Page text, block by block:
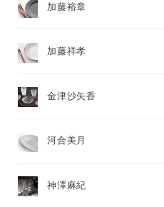
加藤裕章
加藤祥孝
金津沙矢香
河合美月
神澤麻紀